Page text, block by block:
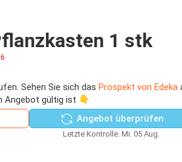
1 stk
Sehen Sie sich das Prospekt von Edeka
Angebot gültig ist 👇
Angebot überprüfen
Letzte Kontrolle: Mi. 05 Aug.